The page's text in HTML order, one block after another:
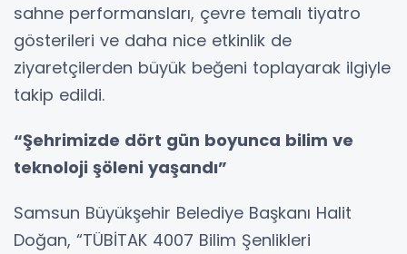
sahne performansları, çevre temalı tiyatro
gösterileri ve daha nice etkinlik de
ziyaretçilerden büyük beğeni toplayarak ilgiyle
takip edildi.
“Şehrimizde dört gün boyunca bilim ve
teknoloji şöleni yaşandı”
Samsun Büyükşehir Belediye Başkanı Halit
Doğan, “TÜBİTAK 4007 Bilim Şenlikleri